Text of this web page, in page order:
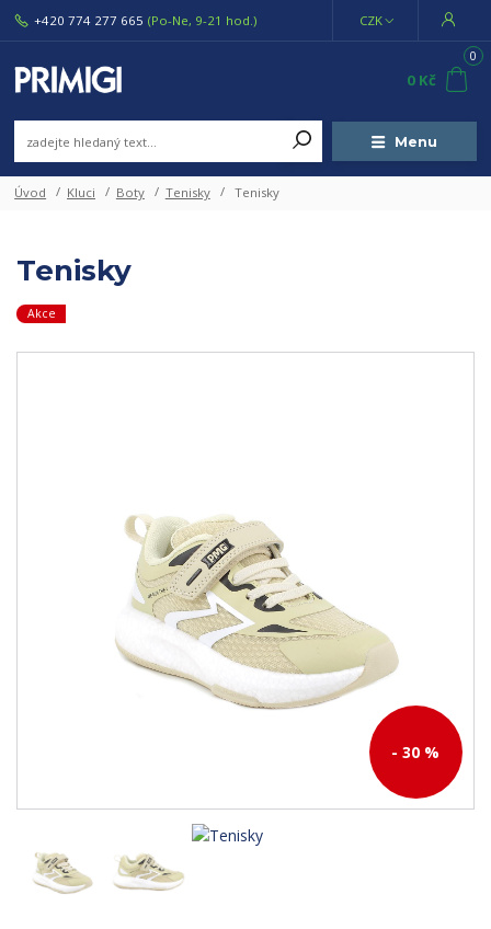
Menu
CZK
+420 774 277 665 (Po-Ne, 9-21 hod.)
0
0 Kč
Úvod Kluci Boty Tenisky Tenisky
Tenisky
Akce
- 30 %